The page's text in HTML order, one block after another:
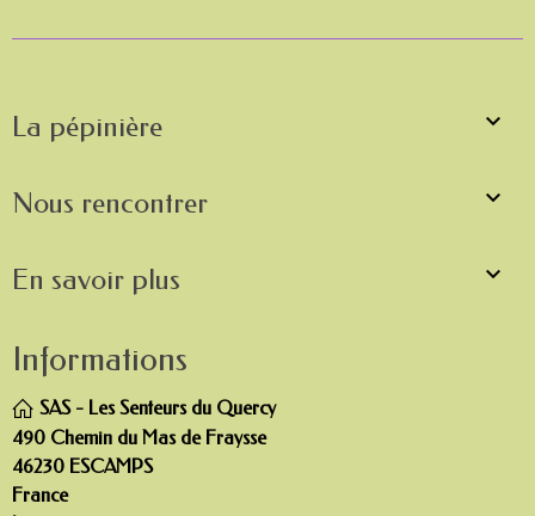
La pépinière 
Nous rencontrer 
En savoir plus 
Informations
SAS - Les Senteurs du Quercy
490 Chemin du Mas de Fraysse
46230 ESCAMPS
France